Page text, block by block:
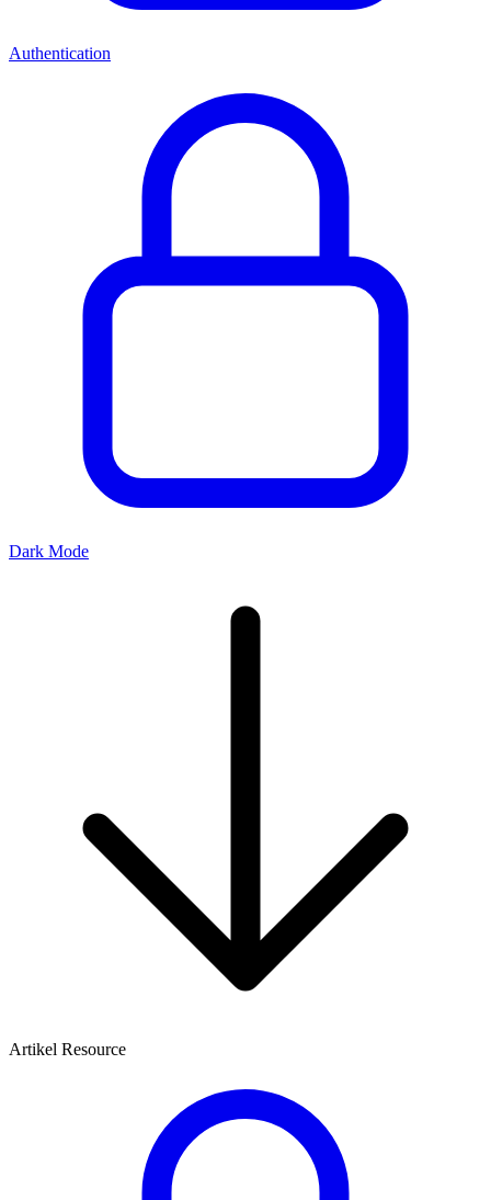
Authentication
Dark Mode
Artikel Resource